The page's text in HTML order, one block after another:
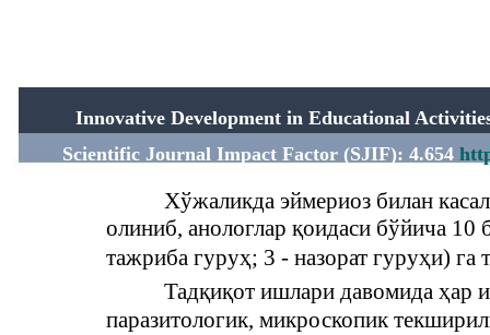
Innovative Development in Educational
Scientific Journal Impact Factor (SJIF): 4.654
Хўжаликда эймериоз билан
олиниб, анологлар қоидаси бўйича
тажриба гуруҳ; 3 - назорат гуруҳи) га
Тадқиқот ишлари давомида ҳар
паразитологик, микроскопик